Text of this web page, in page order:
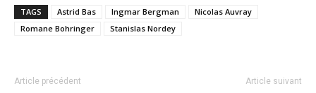
TAGS Astrid Bas Ingmar Bergman
Nicolas Auvray
Romane Bohringer
Stanislas Nordey
Article précédent Article suivant